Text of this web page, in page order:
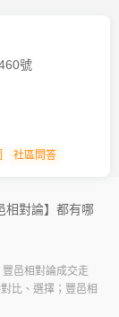
號
社區問答
相對論】都有哪
邑相對論成交走
比、選擇；豐邑相